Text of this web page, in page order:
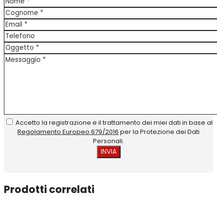
Accetto la registrazione e il trattamento dei miei dati in base al
Regolamento Europeo 679/2016 per la Protezione dei Dati
Personali.
Prodotti correlati